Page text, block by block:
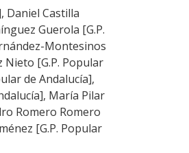
Daniel Castilla
Guerola [G.P.
Montesinos
Nieto [G.P. Popular
de Andalucía],
María Pilar
Romero Romero
[G.P. Popular